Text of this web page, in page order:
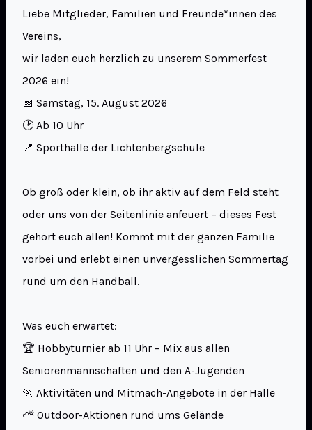
Liebe Mitglieder, Familien und Freunde*innen des
Vereins,
wir laden euch herzlich zu unserem Sommerfest
2026 ein!
📅 Samstag, 15. August 2026
🕑 Ab 10 Uhr
📍 Sporthalle der Lichtenbergschule
Ob groß oder klein, ob ihr aktiv auf dem Feld steht
oder uns von der Seitenlinie anfeuert – dieses Fest
gehört euch allen! Kommt mit der ganzen Familie
vorbei und erlebt einen unvergesslichen Sommertag
rund um den Handball.
Was euch erwartet:
🏆 Hobbyturnier ab 11 Uhr – Mix aus allen
Seniorenmannschaften und den A-Jugenden
🏃 Aktivitäten und Mitmach-Angebote in der Halle
⛅ Outdoor-Aktionen rund ums Gelände